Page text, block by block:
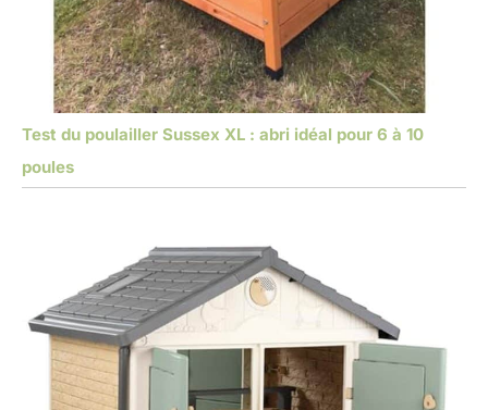
Test du poulailler Sussex XL : abri idéal pour 6 à 10
poules